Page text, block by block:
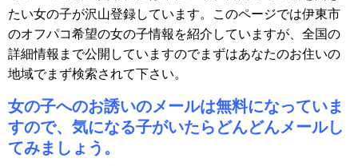
たい女の子が沢山登録しています。このページでは伊東市
のオフパコ希望の女の子情報を紹介していますが、全国の
詳細情報まで公開していますのでまずはあなたのお住いの
地域でまず検索されて下さい。
女の子へのお誘いのメールは無料になっていま
すので、気になる子がいたらどんどんメールし
てみましょう。